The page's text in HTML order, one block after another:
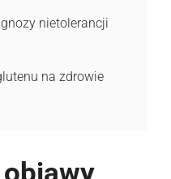
nietolerancji
na zdrowie